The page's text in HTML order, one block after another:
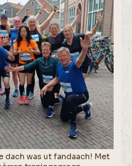
dach was ut fandaach! Met